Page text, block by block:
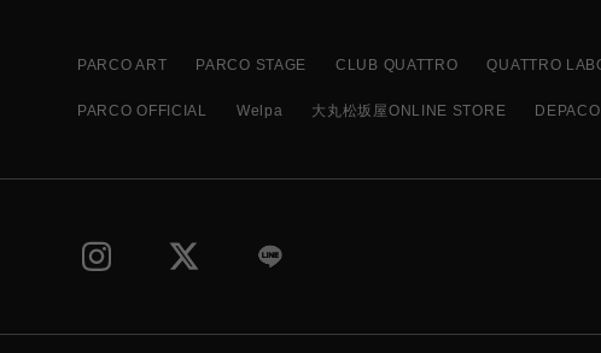
PARCO ART PARCO STAGE CLUB QUATTRO QUATTRO
PARCO OFFICIAL Welpa 大丸松坂屋ONLINE STORE DEPACO